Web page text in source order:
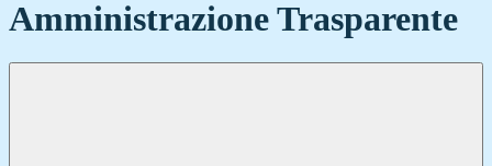
Amministrazione Trasparente